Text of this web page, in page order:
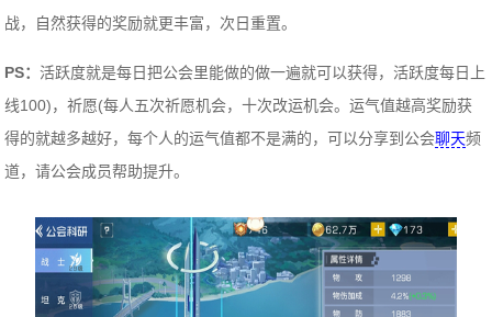
战，自然获得的奖励就更丰富，次日重置。
PS：活跃度就是每日把公会里能做的做一遍就可以获得，活跃度每日上
线100)，祈愿(每人五次祈愿机会，十次改运机会。运气值越高奖励获
得的就越多越好，每个人的运气值都不是满的，可以分享到公会聊天频
道，请公会成员帮助提升。